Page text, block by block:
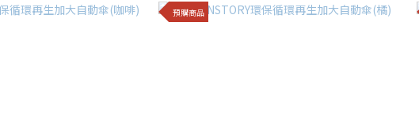
預購商品